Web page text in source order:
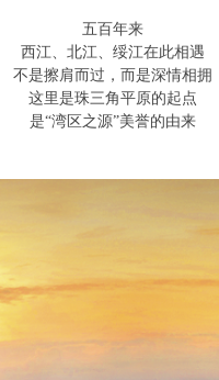
五百年来
西江、北江、绥江在此相遇
不是擦肩而过，而是深情相拥
这里是珠三角平原的起点
是“湾区之源”美誉的由来